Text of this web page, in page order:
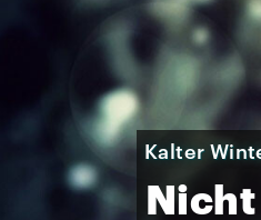
Kalter
Nicht